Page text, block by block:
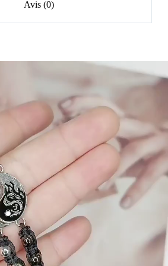
Avis (0)
Dragon Tai
tressé Bracelet
hommes
amis réglable Yin